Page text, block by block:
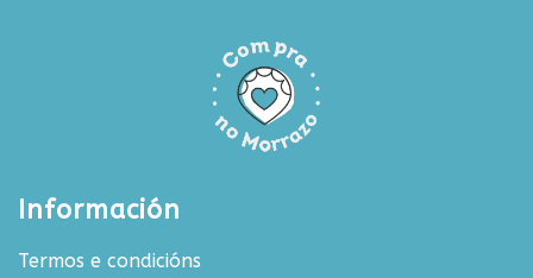
Información
Termos e condicións